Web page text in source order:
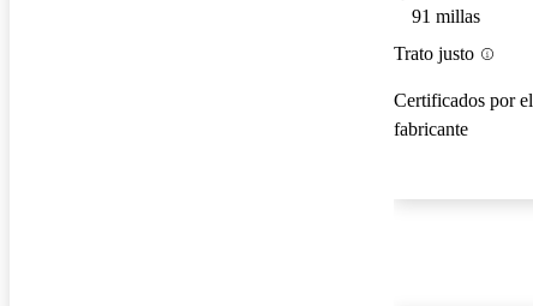
91 millas
Trato justo
Certificados por el
fabricante